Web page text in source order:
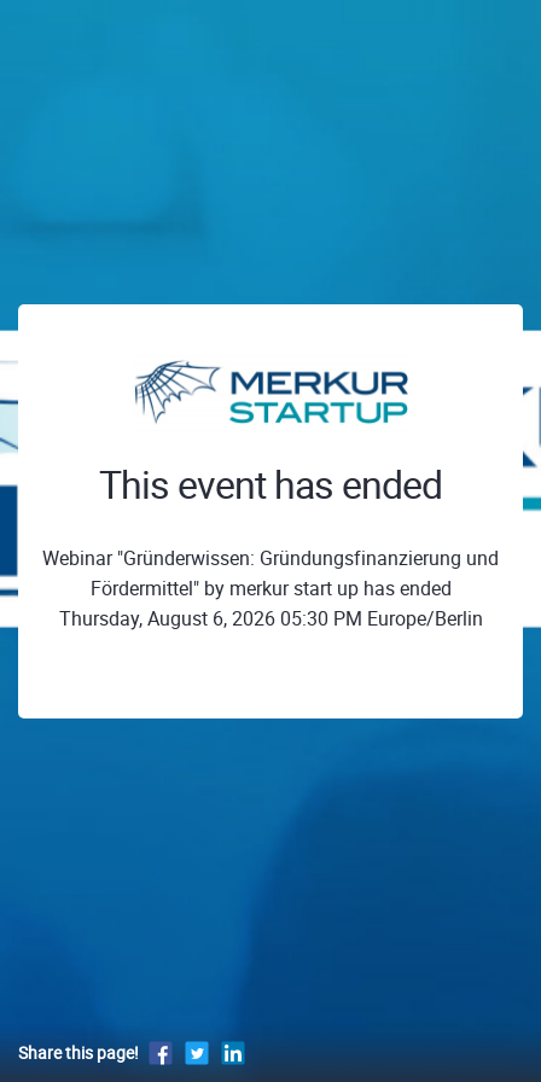
This event has ended
Webinar "Gründerwissen: Gründungsfinanzierung und
Fördermittel" by merkur start up has ended
Thursday, August 6, 2026 05:30 PM Europe/Berlin
Share this page!